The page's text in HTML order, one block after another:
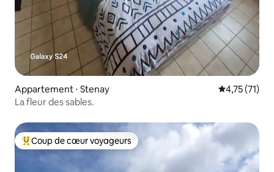
Appartement ⋅ Stenay Évaluation
4,75 (71)
La fleur des sables.
Coups de cœur voyageurs les plus appréciés
Coup de cœur voyageurs